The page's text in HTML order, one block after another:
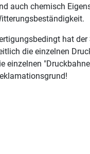
auch chemisch
hat
die einzelnen
einzelnen